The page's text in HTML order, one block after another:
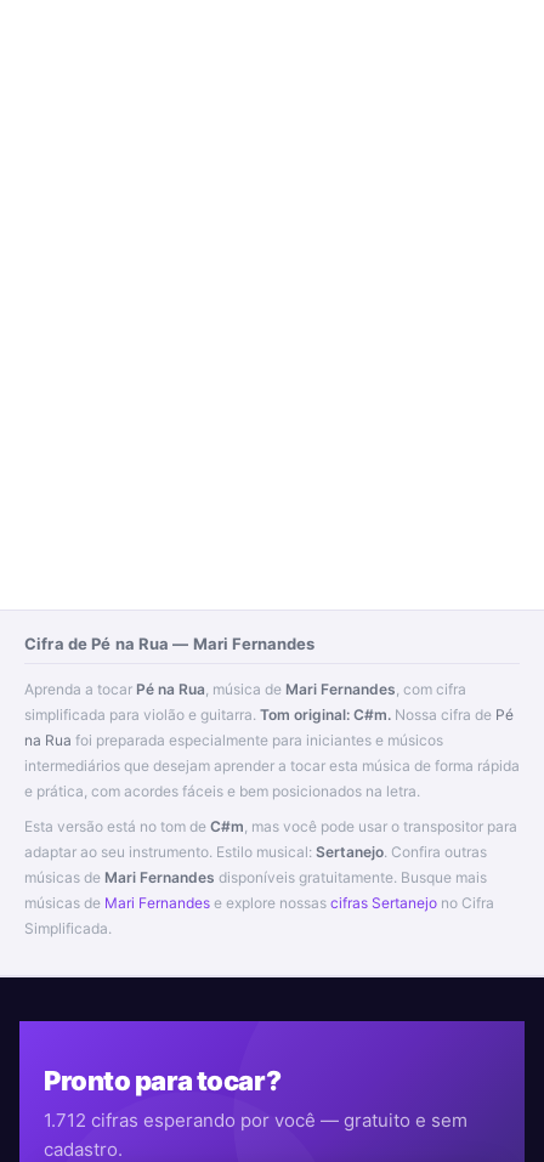
Cifra de Pé na Rua — Mari Fernandes
Aprenda a tocar Pé na Rua , música de Mari Fernandes , com cifra
simplificada para violão e guitarra. Tom original: C#m. Nossa cifra de Pé
na Rua foi preparada especialmente para iniciantes e músicos
intermediários que desejam aprender a tocar esta música de forma rápida
e prática, com acordes fáceis e bem posicionados na letra.
Esta versão está no tom de C#m , mas você pode usar o transpositor para
adaptar ao seu instrumento. Estilo musical: Sertanejo. Confira outras
músicas de Mari Fernandes disponíveis gratuitamente. Busque mais
músicas de Mari Fernandes e explore nossas cifras Sertanejo no Cifra
Simplificada.
Pronto para tocar?
1.712 cifras esperando por você — gratuito e sem
cadastro.